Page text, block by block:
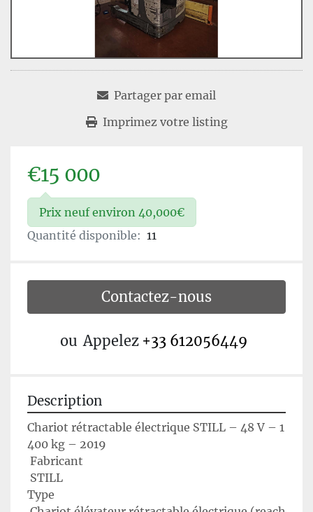
Partager par email
Imprimez votre listing
€15 000
Prix neuf environ 40,000€
Quantité disponible: 11
Contactez-nous
ou Appelez +33 612056449
Description
Chariot rétractable électrique STILL – 48 V – 1
400 kg – 2019
Fabricant
STILL
Type